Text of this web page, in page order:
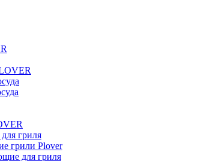
гриля
грили Plover
для гриля